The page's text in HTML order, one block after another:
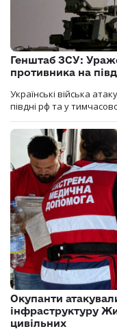
Генштаб ЗСУ:
противника на
Українські війська
півдні рф та у
Окупанти
інфраструктуру
цивільних